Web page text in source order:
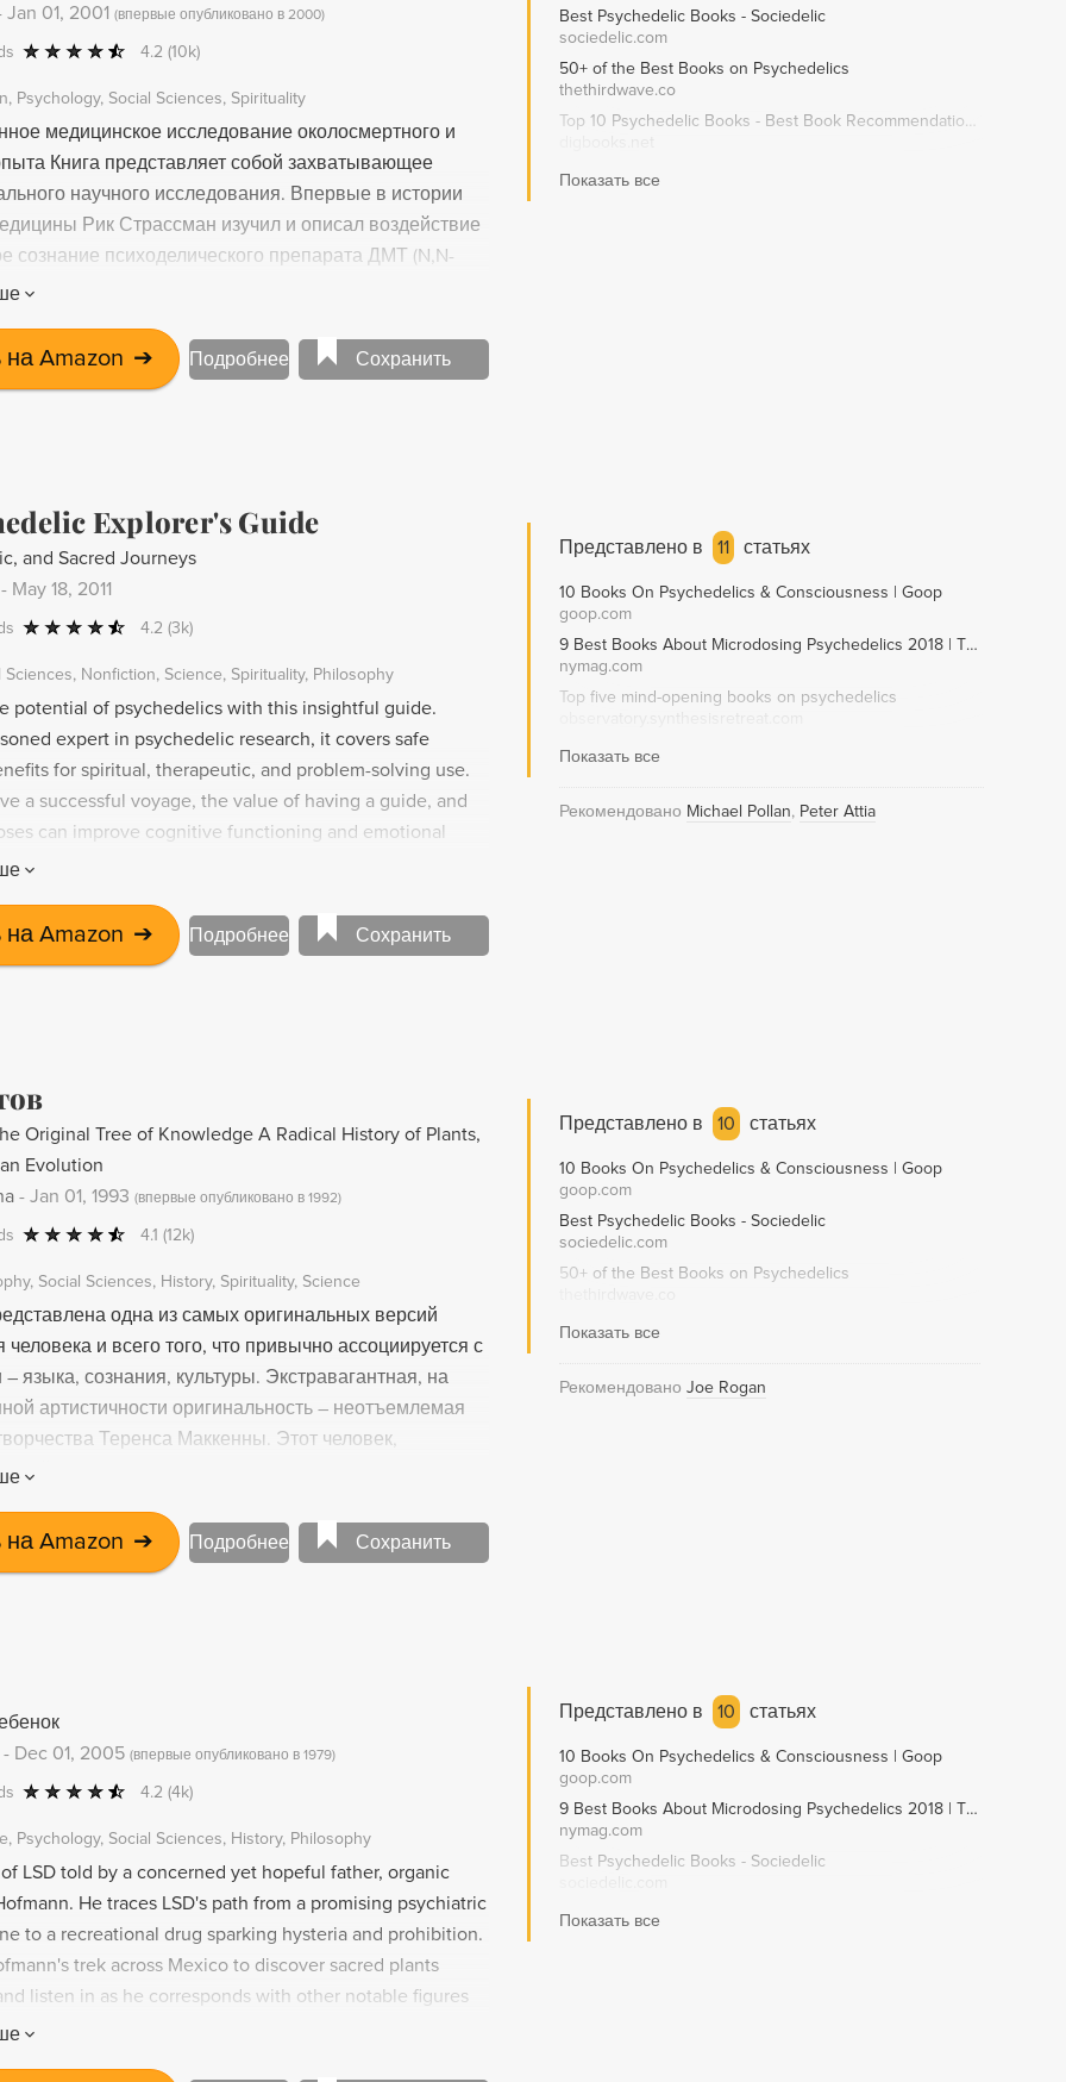
Jan 01, 2001 (впервые опубликовано в 2000)
4.2 (10k)
Psychology Social Sciences Spirituality
медицинское исследование околосмертного и
Книга представляет собой захватывающее
научного исследования. Впервые в истории
Рик Страссман изучил и описал воздействие
сознание психоделического препарата ДМТ (N,N-
Это вещество содержится в растениях, которые
сознания. Кроме того, ДМТ вырабатывается
человека в критические периоды его жизни
о запрете ЛСД и других подобных препаратов. Вы
как вырабатывалась концепция исследования, как
для введения препарата. В книге
описаний потрясающих опытов, которые
пришел доктор Страссман, - они поражают своей
Книга для тех, кого интересует
пути обретения духовного опыта, иные миры,
бытия путем погружения в глубины
Amazon ➔ Подробнее Сохранить
Best Psychedelic Books - Sociedelic
sociedelic.com
50+ of the Best Books on Psychedelics
thethirdwave.co
Top 10 Psychedelic Books - Best Book Recommendations, Best Books to Read
Показать все
Explorer's Guide
and Sacred Journeys
- May 18, 2011
4.2 (3k)
Sciences Nonfiction Science Spirituality Philosophy
potential of psychedelics with this insightful guide.
expert in psychedelic research, it covers safe
for spiritual, therapeutic, and problem-solving use.
a successful voyage, the value of having a guide, and
can improve cognitive functioning and emotional
the scientific and spiritual benefits of a journey with the
Jobs and Timothy Leary.
Amazon ➔ Подробнее Сохранить
Представлено в 11 статьях
10 Books On Psychedelics & Consciousness | Goop
goop.com
9 Best Books About Microdosing Psychedelics 2018 | The Strategist | New York Magazine
nymag.com
Top five mind-opening books on psychedelics
Показать все
Рекомендовано Michael Pollan Peter Attia
Original Tree of Knowledge A Radical History of Plants,
Evolution
- Jan 01, 1993 (впервые опубликовано в 1992)
4.1 (12k)
Social Sciences History Spirituality Science
одна из самых оригинальных версий
и всего того, что привычно ассоциируется с
– языка, сознания, культуры. Экстравагантная, на
артистичности оригинальность – неотъемлемая
Теренса Маккенны. Этот человек,
через него речью Иного, принадлежит к
самые невероятные тайны. Кажется, такой почти
для передачи предельного опыта успешнее
самого Маккенны, он и есть настоящий
достиг виденья начала и конца всех вещей, и кто
это виденье
Amazon ➔ Подробнее Сохранить
Представлено в 10 статьях
10 Books On Psychedelics & Consciousness | Goop
goop.com
Best Psychedelic Books - Sociedelic
sociedelic.com
50+ of the Best Books on Psychedelics
Показать все
Рекомендовано Joe Rogan
- Dec 01, 2005 (впервые опубликовано в 1979)
4.2 (4k)
Psychology Social Sciences History Philosophy
LSD told by a concerned yet hopeful father, organic
He traces LSD's path from a promising psychiatric
to a recreational drug sparking hysteria and prohibition.
trek across Mexico to discover sacred plants
listen in as he corresponds with other notable figures
discovery. Underlying it all is Dr. Hofmann's powerful
Представлено в 10 статьях
10 Books On Psychedelics & Consciousness | Goop
goop.com
9 Best Books About Microdosing Psychedelics 2018 | The Strategist | New York Magazine
nymag.com
Best Psychedelic Books - Sociedelic
Показать все